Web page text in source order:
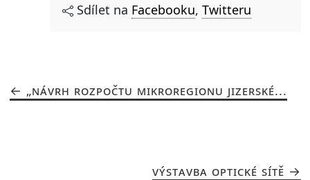
Sdílet na Facebooku, Twitteru
„NÁVRH ROZPOČTU MIKROREGIONU JIZERSKÉ...
VÝSTAVBA OPTICKÉ SÍTĚ